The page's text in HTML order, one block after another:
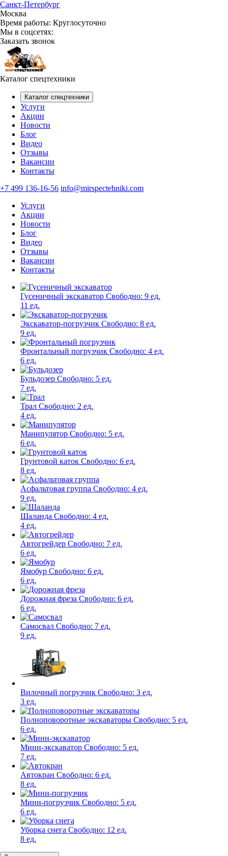
Санкт-Петербург
Москва
Время работы: Круглосуточно
Мы в соцсетях:
Заказать звонок
Каталог спецтехники
Каталог спецтехники
Услуги
Акции
Новости
Блог
Видео
Отзывы
Вакансии
Контакты
+7 499 136-16-56 info@mirspectehniki.com
Услуги
Акции
Новости
Блог
Видео
Отзывы
Вакансии
Контакты
Гусеничный экскаватор Свободно: 9 ед.
11 ед.
Экскаватор-погрузчик Свободно: 8 ед.
9 ед.
Фронтальный погрузчик Свободно: 4 ед.
6 ед.
Бульдозер Свободно: 5 ед.
7 ед.
Трал Свободно: 2 ед.
4 ед.
Манипулятор Свободно: 5 ед.
6 ед.
Грунтовой каток Свободно: 6 ед.
8 ед.
Асфальтовая группа Свободно: 4 ед.
9 ед.
Шаланда Свободно: 4 ед.
4 ед.
Автогрейдер Свободно: 7 ед.
6 ед.
Ямобур Свободно: 6 ед.
6 ед.
Дорожная фреза Свободно: 6 ед.
6 ед.
Самосвал Свободно: 7 ед.
9 ед.
Вилочный погрузчик Свободно: 3 ед.
3 ед.
Полноповоротные экскаваторы Свободно: 5 ед.
6 ед.
Мини-экскаватор Свободно: 5 ед.
7 ед.
Автокран Свободно: 6 ед.
8 ед.
Мини-погрузчик Свободно: 5 ед.
6 ед.
Уборка снега Свободно: 12 ед.
8 ед.